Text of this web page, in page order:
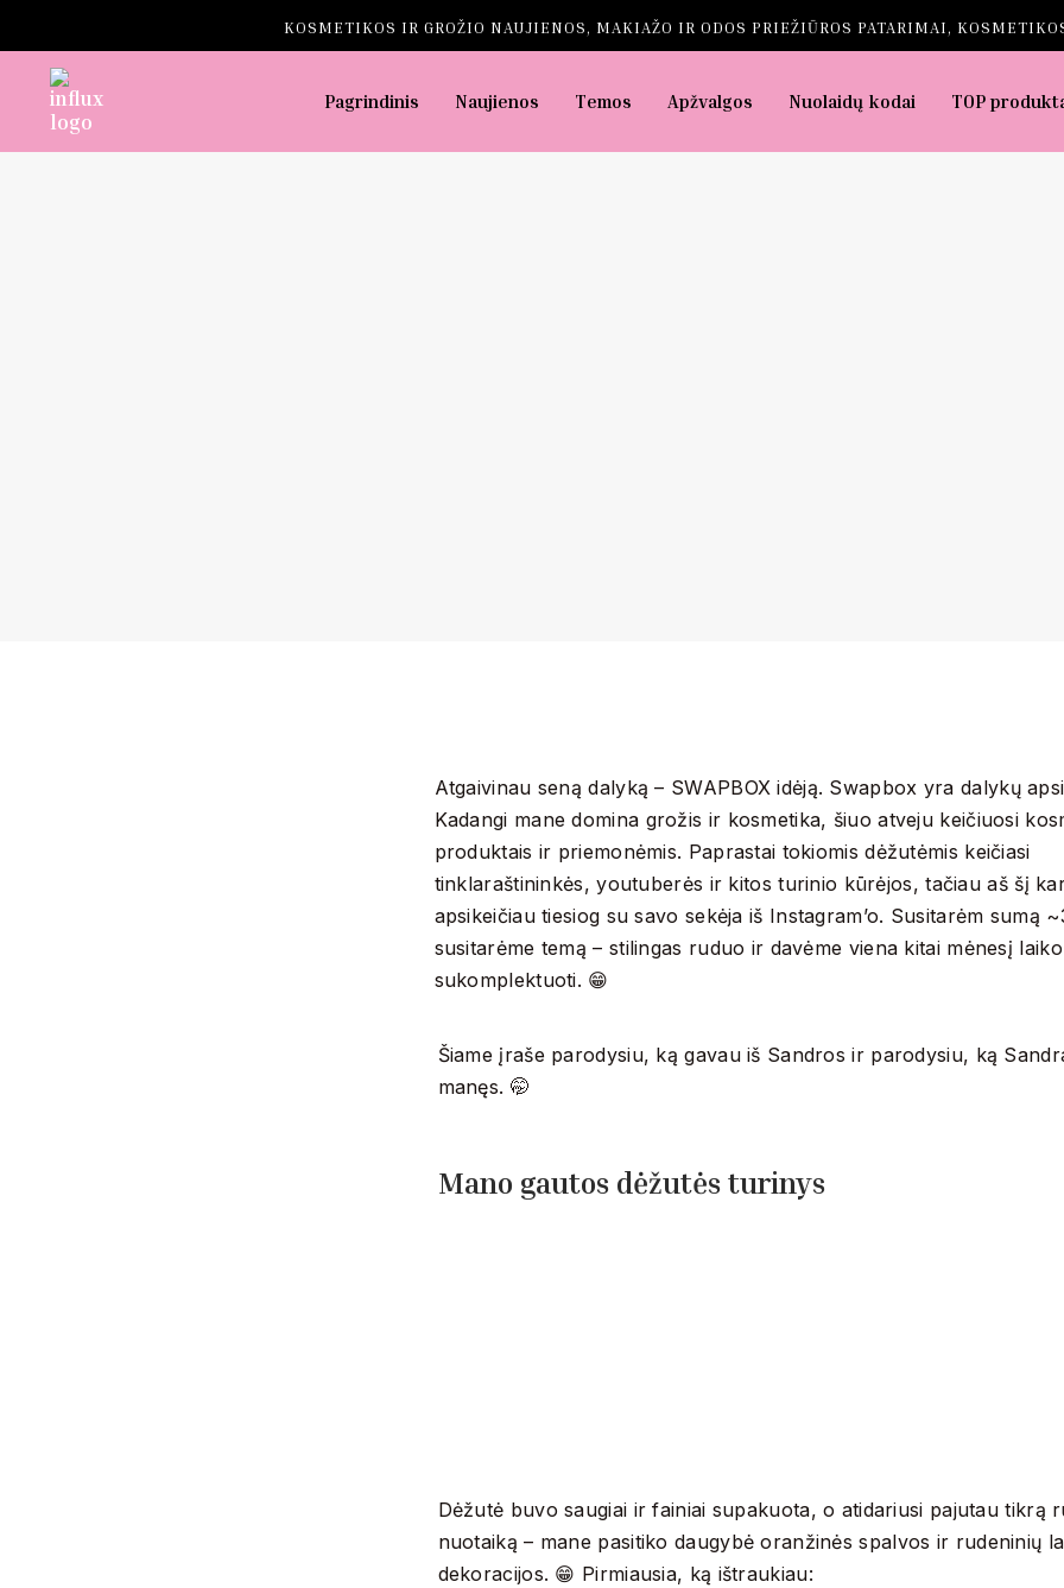
KOSMETIKOS IR GROŽIO NAUJIENOS, MAKIAŽO IR ODOS PRIEŽIŪROS PATARIMAI,
Pagrindinis Naujienos Temos Apžvalgos Nuolaidų kodai TOP
Atgaivinau seną dalyką – SWAPBOX idėją. Swapbox yra dalykų
Kadangi mane domina grožis ir kosmetika, šiuo atveju keičiuosi
produktais ir priemonėmis. Paprastai tokiomis dėžutėmis keičiasi
tinklaraštininkės, youtuberės ir kitos turinio kūrėjos, tačiau aš šį
apsikeičiau tiesiog su savo sekėja iš Instagram’o. Susitarėm sumą
susitarėme temą – stilingas ruduo ir davėme viena kitai mėnesį
sukomplektuoti. 😁
Šiame įraše parodysiu, ką gavau iš Sandros ir parodysiu, ką
manęs. 🤭
Mano gautos dėžutės turinys
Dėžutė buvo saugiai ir fainiai supakuota, o atidariusi pajutau tikrą
nuotaiką – mane pasitiko daugybė oranžinės spalvos ir rudeninių
dekoracijos. 😁 Pirmiausia, ką ištraukiau: